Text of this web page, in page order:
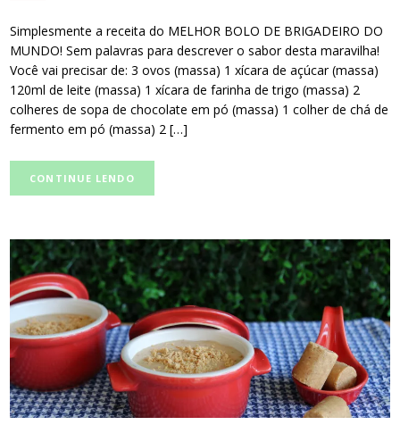
Simplesmente a receita do MELHOR BOLO DE BRIGADEIRO DO
MUNDO! Sem palavras para descrever o sabor desta maravilha!
Você vai precisar de: 3 ovos (massa) 1 xícara de açúcar (massa)
120ml de leite (massa) 1 xícara de farinha de trigo (massa) 2
colheres de sopa de chocolate em pó (massa) 1 colher de chá de
fermento em pó (massa) 2 […]
CONTINUE LENDO
post
thumbnail